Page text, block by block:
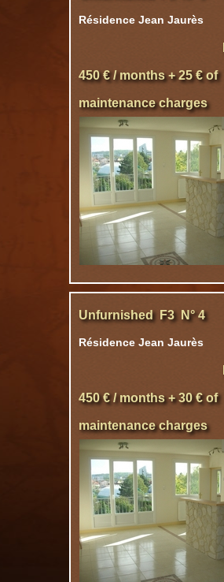
Résidence Jean Jaurès
450 € / months + 25 € of
maintenance charges
Unfurnished F3 N° 4
Résidence Jean Jaurès
450 € / months + 30 € of
maintenance charges